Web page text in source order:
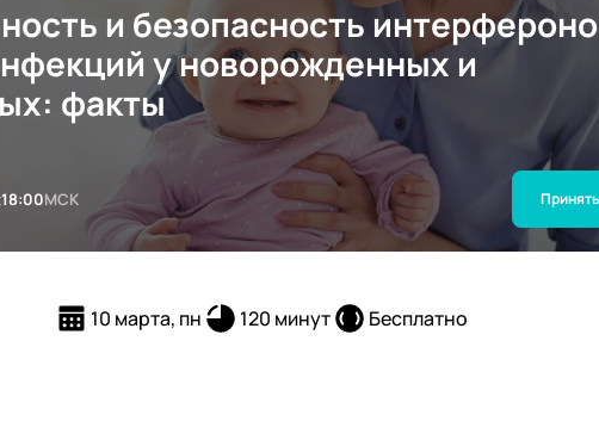
и безопасность
у новорожденных и
факты
18:00МСК
10 марта, пн 120 минут Бесплатно